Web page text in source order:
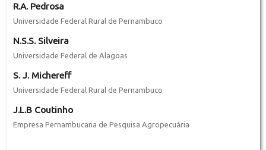
R.A. Pedrosa
Universidade Federal Rural de Pernambuco
N.S.S. Silveira
Universidade Federal de Alagoas
S. J. Michereff
Universidade Federal Rural de Pernambuco
J.L.B Coutinho
Empresa Pernambucana de Pesquisa Agropecuária